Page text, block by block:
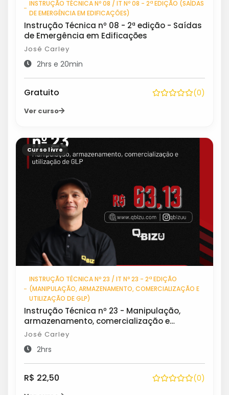
INSTRUÇÃO TÉCNICA Nº 08 / IT Nº 08 - 2ª EDIÇÃO (SAÍDAS
DE EMERGÊNCIA EM EDIFICAÇÕES)
Instrução Técnica nº 08 - 2ª edição - Saídas
de Emergência em Edificações
José Carley
2hrs e 20min
Gratuito (0)
Ver curso
Curso livre
INSTRUÇÃO TÉCNICA Nº 23 / IT Nº 23 - 2ª EDIÇÃO
(MANIPULAÇÃO, ARMAZENAMENTO, COMERCIALIZAÇÃO E
UTILIZAÇÃO DE GLP)
Instrução Técnica nº 23 - Manipulação,
armazenamento, comercialização e
utilização de GLP
José Carley
2hrs
R$ 22,50 (0)